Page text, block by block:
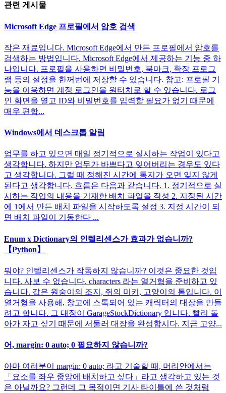
관련 게시물
Microsoft Edge 프로필에서 암호 검색
작은 재료입니다. Microsoft Edge에서 만든 프로필에서 암호를
검색하는 방법입니다. Microsoft Edge에서 제공하는 기능 중 하
나입니다. 프로필을 사용하면 비밀번호, 북마크, 확장 프로그
램 등의 설정을 한꺼번에 저장할 수 있습니다. 참고: 프로필 기
능을 이용하면 계정 로그인을 원터치로 할 수 있습니다. 로그
인 화면을 열고 ID와 비밀번호를 입력할 필요가 없기 때문에
매우 편합...
Windows에서 데스크톱 알림
업무를 하고 있으면 매일 정기적으로 실시하는 작업이 있다고
생각합니다. 하지만 업무가 바쁘다고 잊어버리는 경우도 있다
고 생각합니다. 그럴 때 정해진 시간에 통지가 오면 잊지 않게
된다고 생각합니다. 흐름은 다음과 같습니다. 1. 정기적으로 실
시하는 작업의 내용을 기재한 배치 파일을 작성 2. 지정된 시간
에 1에서 만든 배치 파일을 시작하도록 설정 3. 지정 시간이 되
면 배치 파일이 기동한다 ...
Enum x Dictionary의 인텔리센스가 효과가 없습니까?
【Python】
뭐야? 인텔리센스가 작동하지 않습니까? 이것은 중요한 것입
니다. 사보 수 없습니다. characters 라는 열거형을 준비하고 있
습니다. 값은 원숭이의 조지, 쥐의 미키, 고양이의 톰입니다. 이
열거형을 사용해, 창고에 스톡되어 있는 캐릭터의 대장을 만들
려고 합니다. 그 대장이 GarageStockDictionary 입니다. 빨리 돌
아가 자고 싶기 때문에 서둘러 대장을 완성합시다. 지금 고양...
어, margin: 0 auto; 0 필요하지 않습니까?
아마 여러분이 margin: 0 auto; 라고 기술할 때, 머리안에서는
「요소를 좌우 중앙에 배치하고 싶다」라고 생각하고 있는 것
은 아닐까요? 그런데 그 목적이면 기사 타이틀에 쓴 것처럼